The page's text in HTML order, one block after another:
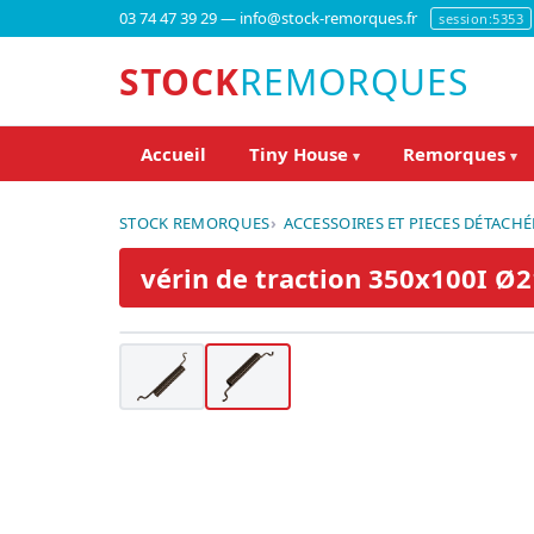
03 74 47 39 29 — info@stock-remorques.fr session:5353
STOCKREMORQUES
Accueil Tiny House ▾ Remorques ▾
STOCK REMORQUES ACCESSOIRES ET PIECES
vérin de traction 350x100I